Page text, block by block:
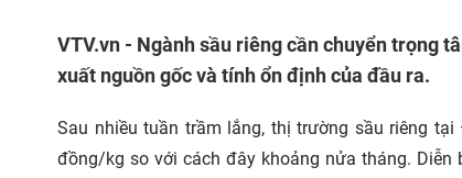
VTV.vn - Ngành sầu riêng cần chuyển trọng
xuất nguồn gốc và tính ổn định của đầu ra.
Sau nhiều tuần trầm lắng, thị trường sầu riêng
đồng/kg so với cách đây khoảng nửa tháng.